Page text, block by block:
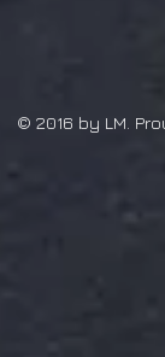
© 2016 by LM.